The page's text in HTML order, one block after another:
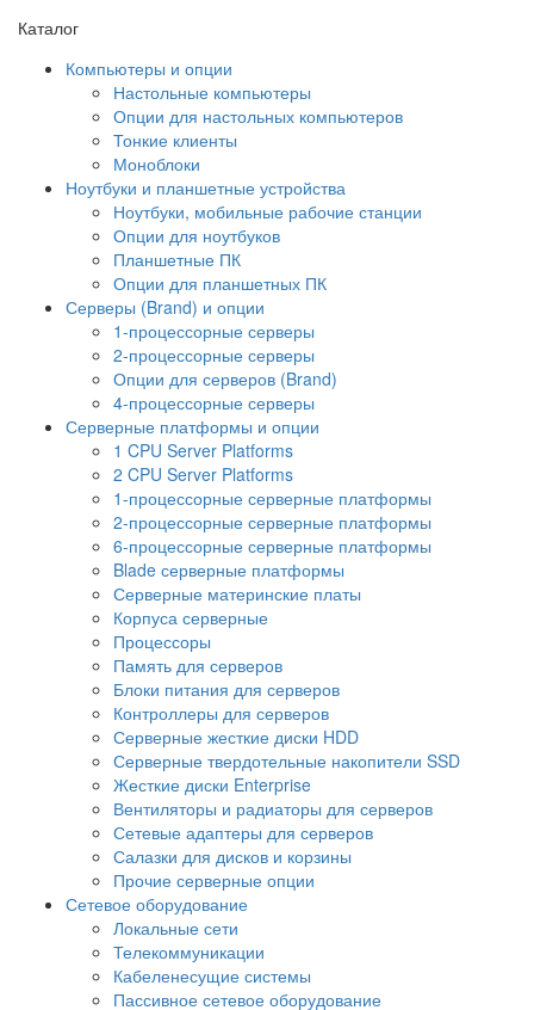
Каталог
Компьютеры и опции
Настольные компьютеры
Опции для настольных компьютеров
Тонкие клиенты
Моноблоки
Ноутбуки и планшетные устройства
Ноутбуки, мобильные рабочие станции
Опции для ноутбуков
Планшетные ПК
Опции для планшетных ПК
Серверы (Brand) и опции
1-процессорные серверы
2-процессорные серверы
Опции для серверов (Brand)
4-процессорные серверы
Серверные платформы и опции
1 CPU Server Platforms
2 CPU Server Platforms
1-процессорные серверные платформы
2-процессорные серверные платформы
6-процессорные серверные платформы
Blade серверные платформы
Серверные материнские платы
Корпуса серверные
Процессоры
Память для серверов
Блоки питания для серверов
Контроллеры для серверов
Серверные жесткие диски HDD
Серверные твердотельные накопители SSD
Жесткие диски Enterprise
Вентиляторы и радиаторы для серверов
Сетевые адаптеры для серверов
Салазки для дисков и корзины
Прочие серверные опции
Сетевое оборудование
Локальные сети
Телекоммуникации
Кабеленесущие системы
Пассивное сетевое оборудование